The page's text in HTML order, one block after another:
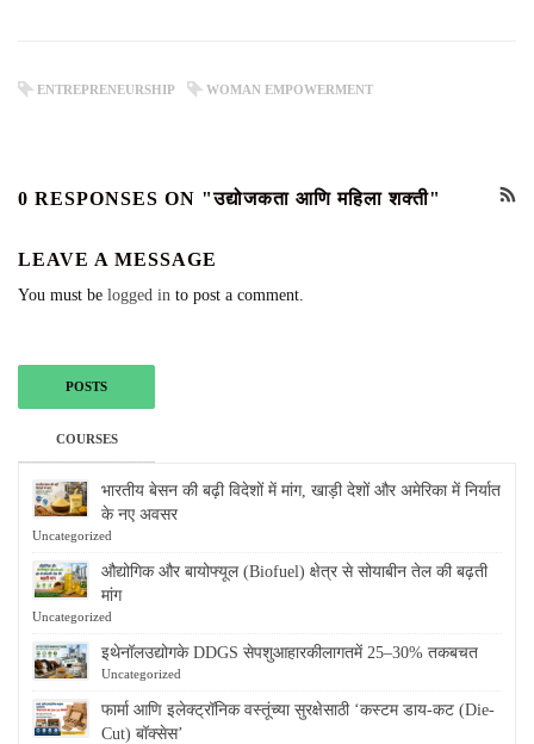
ENTREPRENEURSHIP WOMAN EMPOWERMENT
0 RESPONSES ON "उद्योजकता आणि महिला शक्ती"
LEAVE A MESSAGE
You must be logged in to post a comment.
POSTS
COURSES
भारतीय बेसन की बढ़ी विदेशों में मांग, खाड़ी देशों और अमेरिका में निर्यात
के नए अवसर
Uncategorized
औद्योगिक और बायोफ्यूल (Biofuel) क्षेत्र से सोयाबीन तेल की बढ़ती
मांग
Uncategorized
इथेनॉलउद्योगके DDGS सेपशुआहारकीलागतमें 25–30% तकबचत
Uncategorized
फार्मा आणि इलेक्ट्रॉनिक वस्तूंच्या सुरक्षेसाठी ‘कस्टम डाय-कट (Die-
Cut) बॉक्सेस’